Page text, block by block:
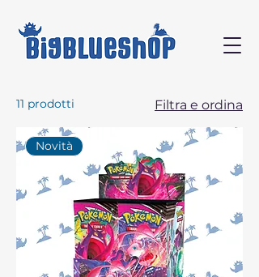
11 prodotti Filtra e ordina
Novità